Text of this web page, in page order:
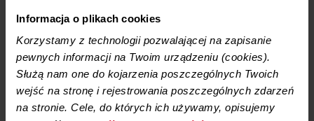
Informacja o plikach cookies
Korzystamy z technologii pozwalającej na zapisanie
pewnych informacji na Twoim urządzeniu (cookies).
Służą nam one do kojarzenia poszczególnych Twoich
wejść na stronę i rejestrowania poszczególnych zdarzeń
na stronie. Cele, do których ich używamy, opisujemy